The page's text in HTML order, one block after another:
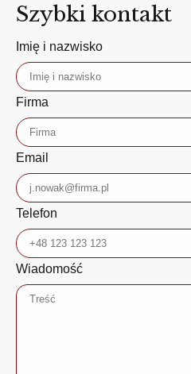
Szybki kontakt
Imię i nazwisko
Firma
Email
Telefon
Wiadomość